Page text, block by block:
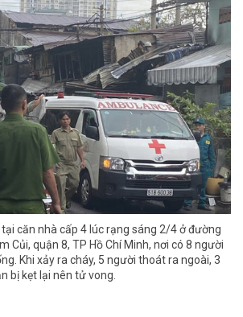
căn nhà cấp 4 lúc rạng sáng 2/4 ở đường
Củi, quận 8, TP Hồ Chí Minh, nơi có 8 người
Khi xảy ra cháy, 5 người thoát ra ngoài, 3
bị kẹt lại nên tử vong.